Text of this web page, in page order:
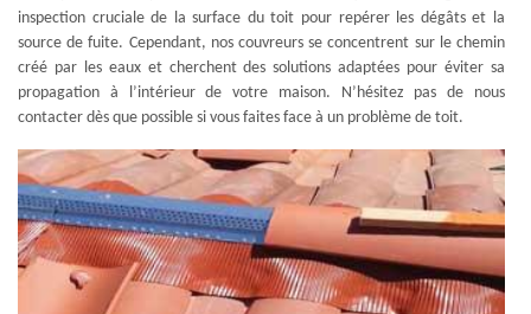
inspection cruciale de la surface du toit pour repérer les dégâts et la
source de fuite. Cependant, nos couvreurs se concentrent sur le chemin
créé par les eaux et cherchent des solutions adaptées pour éviter sa
propagation à l’intérieur de votre maison. N’hésitez pas de nous
contacter dès que possible si vous faites face à un problème de toit.